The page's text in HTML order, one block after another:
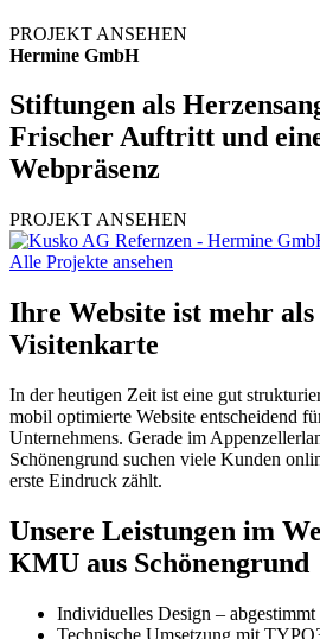
PROJEKT ANSEHEN
Hermine GmbH
Stiftungen als
Frischer Auftritt und
Webpräsenz
PROJEKT ANSEHEN
Alle Projekte ansehen
Ihre Website ist mehr
Visitenkarte
In der heutigen Zeit ist eine gut
mobil optimierte Website entscheidend
Unternehmens. Gerade im
Schönengrund suchen viele Kunden
erste Eindruck zählt.
Unsere Leistungen im
KMU aus Schönengrund
Individuelles Design –
Technische Umsetzung mit